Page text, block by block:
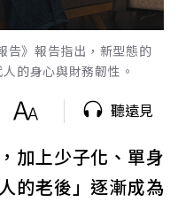
告》報告指出，新型態的
的身心與財務韌性。
聽遠見
加上少子化、單身
的老後」逐漸成為